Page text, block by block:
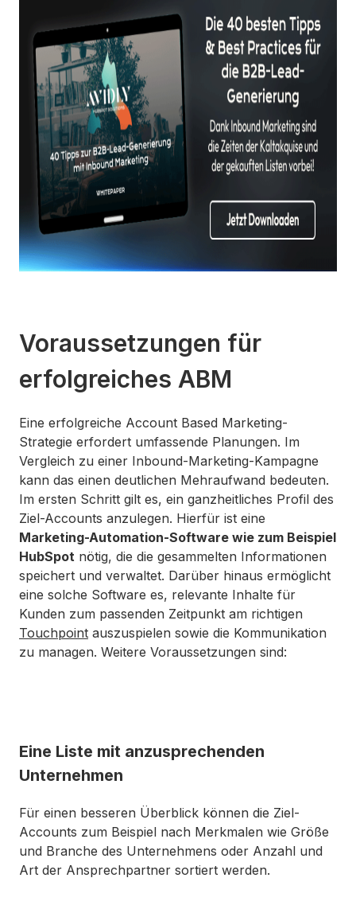
Voraussetzungen für
erfolgreiches ABM
Eine erfolgreiche Account Based Marketing-
Strategie erfordert umfassende Planungen. Im
Vergleich zu einer Inbound-Marketing-Kampagne
kann das einen deutlichen Mehraufwand bedeuten.
Im ersten Schritt gilt es, ein ganzheitliches Profil des
Ziel-Accounts anzulegen. Hierfür ist eine
Marketing-Automation-Software wie zum Beispiel
HubSpot nötig, die die gesammelten Informationen
speichert und verwaltet. Darüber hinaus ermöglicht
eine solche Software es, relevante Inhalte für
Kunden zum passenden Zeitpunkt am richtigen
Touchpoint auszuspielen sowie die Kommunikation
zu managen. Weitere Voraussetzungen sind:
Eine Liste mit anzusprechenden
Unternehmen
Für einen besseren Überblick können die Ziel-
Accounts zum Beispiel nach Merkmalen wie Größe
und Branche des Unternehmens oder Anzahl und
Art der Ansprechpartner sortiert werden.